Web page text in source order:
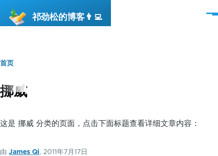
祁劲松的博客👨‍💻
菜
面
包
屑
首页
挪威
这是 挪威 分类的页面，点击下面标题查看详细文章内容：
由 James Qi, 2011年7月17日